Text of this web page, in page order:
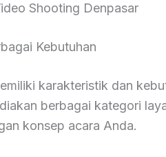
Shooting Denpasar
Kebutuhan
karakteristik dan
berbagai kategori
konsep acara Anda.